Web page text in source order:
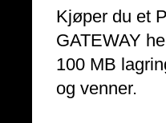
Kjøper du et
GATEWAY
100 MB
og venner.